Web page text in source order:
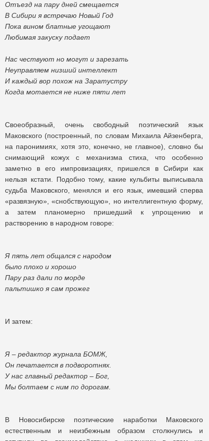
Отъезд на пару дней смещается
В Сибири я встречаю Новый Год
Пока вином блатные угощают
Любимая закуску подает
Нас чествуют но могут и зарезать
Неуправляем низший интеллект
И каждый вор похож на Заратустру
Когда мотается не ниже пяти лет
Своеобразный, очень свободный поэтический язык
Маковского (построенный, по словам Михаила Айзенберга,
на паронимиях, хотя это, конечно, не главное), словно бы
снимающий кожух с механизма стиха, что особенно
заметно в его импровизациях, пришелся в Сибири как
нельзя кстати. Подобно тому, какие кульбиты выписывала
судьба Маковского, менялся и его язык, имевший сперва
«развязную», «снобствующую», но интеллигентную форму,
а затем планомерно пришедший к упрощению и
растворению в народном говоре:
Я пять лет общался с народом
было плохо и хорошо
Пару раз дали по морде
пальтишко я сам прожег
И затем:
Я – редактор журнала БОМЖ,
Он печатается в подворотнях.
У нас главный редактор – Бог,
Мы болтаем с ним по дорогам.
В Новосибирске поэтические наработки Маковского
естественным и неизбежным образом столкнулись и